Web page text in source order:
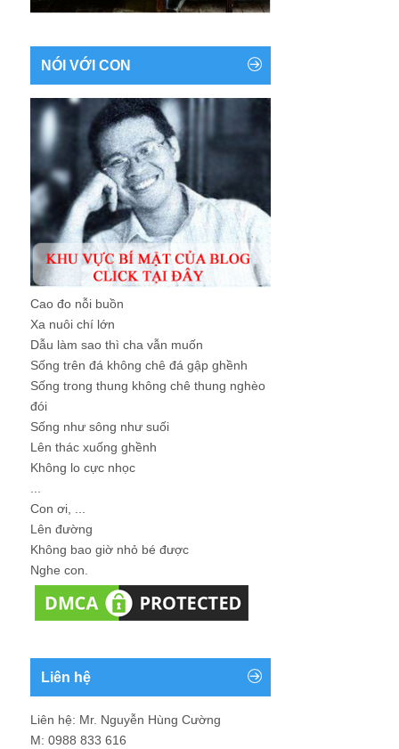
NÓI VỚI CON
Cao đo nỗi buồn
Xa nuôi chí lớn
Dẫu làm sao thì cha vẫn muốn
Sống trên đá không chê đá gập ghềnh
Sống trong thung không chê thung nghèo
đói
Sống như sông như suối
Lên thác xuống ghềnh
Không lo cực nhọc
...
Con ơi, ...
Lên đường
Không bao giờ nhỏ bé được
Nghe con.
Liên hệ
Liên hệ: Mr. Nguyễn Hùng Cường
M: 0988 833 616